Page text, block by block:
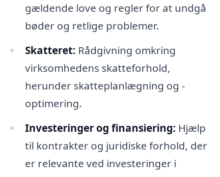
gældende love og regler for at undgå
bøder og retlige problemer.
Skatteret: Rådgivning omkring
virksomhedens skatteforhold,
herunder skatteplanlægning og -
optimering.
Investeringer og finansiering: Hjælp
til kontrakter og juridiske forhold, der
er relevante ved investeringer i